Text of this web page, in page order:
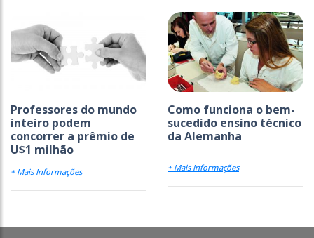
Professores do mundo
inteiro podem
concorrer a prêmio de
U$1 milhão
+ Mais Informações
Como funciona o bem-
sucedido ensino técnico
da Alemanha
+ Mais Informações